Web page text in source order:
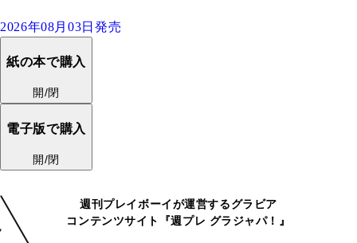
2026年08月03日発売
紙の本で購入
開/閉
電子版で購入
開/閉
週刊プレイボーイが運営するグラビア
コンテンツサイト『週プレ グラジャパ！』